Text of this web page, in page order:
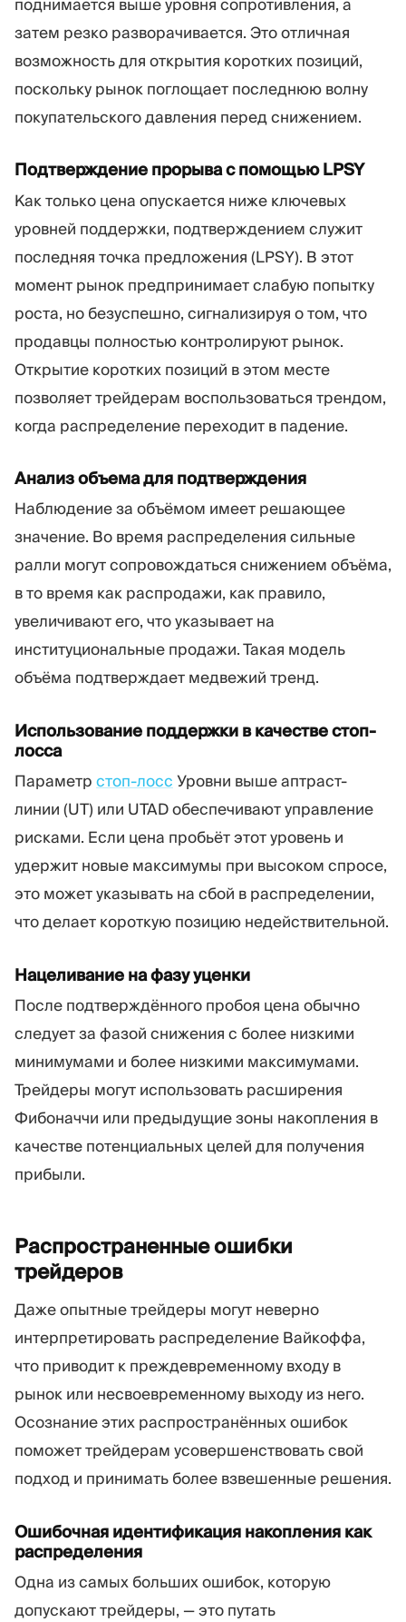
поднимается выше уровня сопротивления, а
затем резко разворачивается. Это отличная
возможность для открытия коротких позиций,
поскольку рынок поглощает последнюю волну
покупательского давления перед снижением.
Подтверждение прорыва с помощью LPSY
Как только цена опускается ниже ключевых
уровней поддержки, подтверждением служит
последняя точка предложения (LPSY). В этот
момент рынок предпринимает слабую попытку
роста, но безуспешно, сигнализируя о том, что
продавцы полностью контролируют рынок.
Открытие коротких позиций в этом месте
позволяет трейдерам воспользоваться трендом,
когда распределение переходит в падение.
Анализ объема для подтверждения
Наблюдение за объёмом имеет решающее
значение. Во время распределения сильные
ралли могут сопровождаться снижением объёма,
в то время как распродажи, как правило,
увеличивают его, что указывает на
институциональные продажи. Такая модель
объёма подтверждает медвежий тренд.
Использование поддержки в качестве стоп-
лосса
Параметр стоп-лосс Уровни выше аптраст-
линии (UT) или UTAD обеспечивают управление
рисками. Если цена пробьёт этот уровень и
удержит новые максимумы при высоком спросе,
это может указывать на сбой в распределении,
что делает короткую позицию недействительной.
Нацеливание на фазу уценки
После подтверждённого пробоя цена обычно
следует за фазой снижения с более низкими
минимумами и более низкими максимумами.
Трейдеры могут использовать расширения
Фибоначчи или предыдущие зоны накопления в
качестве потенциальных целей для получения
прибыли.
Распространенные ошибки
трейдеров
Даже опытные трейдеры могут неверно
интерпретировать распределение Вайкоффа,
что приводит к преждевременному входу в
рынок или несвоевременному выходу из него.
Осознание этих распространённых ошибок
поможет трейдерам усовершенствовать свой
подход и принимать более взвешенные решения.
Ошибочная идентификация накопления как
распределения
Одна из самых больших ошибок, которую
допускают трейдеры, — это путать